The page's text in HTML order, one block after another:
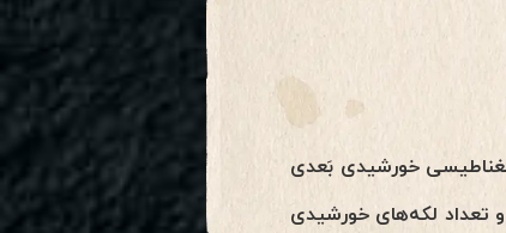
معکوس شدنِ مغناطیسی خورشیدی بَعدی
و تعداد لکه‌های خورشیدی